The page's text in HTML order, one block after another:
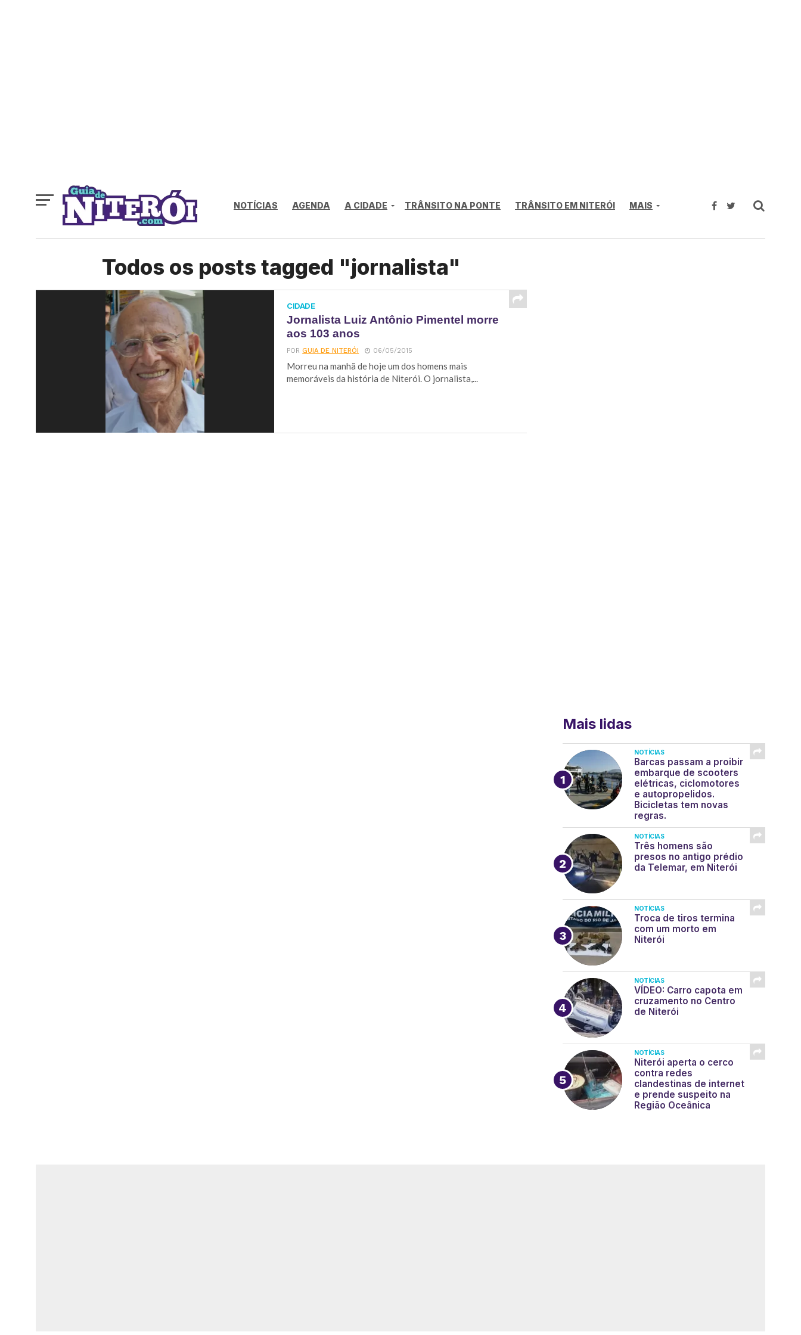
NOTÍCIAS AGENDA A CIDADE TRÂNSITO NA PONTE TRÂNSITO EM NITERÓI MAIS
Todos os posts tagged "jornalista"
CIDADE
Jornalista Luiz Antônio Pimentel morre
aos 103 anos
PORGUIA DE NITERÓI 06/05/2015
Morreu na manhã de hoje um dos homens mais
memoráveis da história de Niterói. O jornalista,...
Mais lidas
NOTÍCIAS
Barcas passam a proibir
embarque de scooters
elétricas, ciclomotores
e autopropelidos.
Bicicletas tem novas
regras.
NOTÍCIAS
Três homens são
presos no antigo prédio
da Telemar, em Niterói
NOTÍCIAS
Troca de tiros termina
com um morto em
Niterói
NOTÍCIAS
VÍDEO: Carro capota em
cruzamento no Centro
de Niterói
NOTÍCIAS
Niterói aperta o cerco
contra redes
clandestinas de internet
e prende suspeito na
Região Oceânica